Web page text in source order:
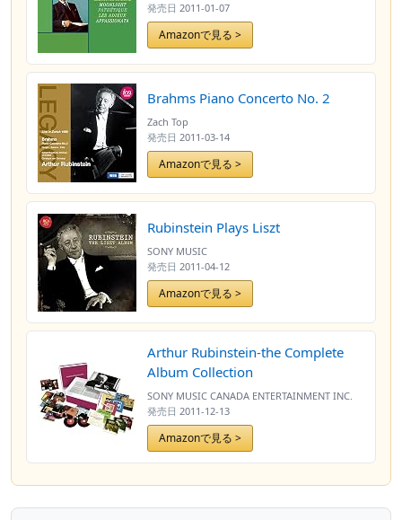
発売日 2011-01-07
Amazonで見る >
Brahms Piano Concerto No. 2
Zach Top
発売日 2011-03-14
Amazonで見る >
Rubinstein Plays Liszt
SONY MUSIC
発売日 2011-04-12
Amazonで見る >
Arthur Rubinstein-the Complete
Album Collection
SONY MUSIC CANADA ENTERTAINMENT INC.
発売日 2011-12-13
Amazonで見る >